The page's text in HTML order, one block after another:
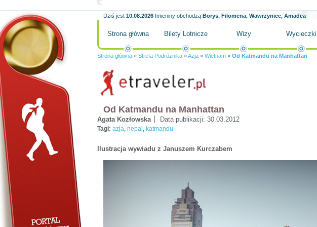
Dziś jest 10.08.2026 Imieniny obchodzą Borys, Filomena, Wawrzyniec, Amadea
Strona główna Bilety Lotnicze Wizy Wycieczki
Strona główna » Strefa Podróżnika »Azja » Wietnam » Od Katmandu na Manhattan
Od Katmandu na Manhattan
Agata Kozłowska Data publikacji: 30.03.2012
Tagi: azja, nepal , katmandu
Ilustracja wywiadu z Januszem Kurczabem